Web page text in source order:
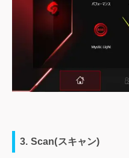
3. Scan(スキャン)